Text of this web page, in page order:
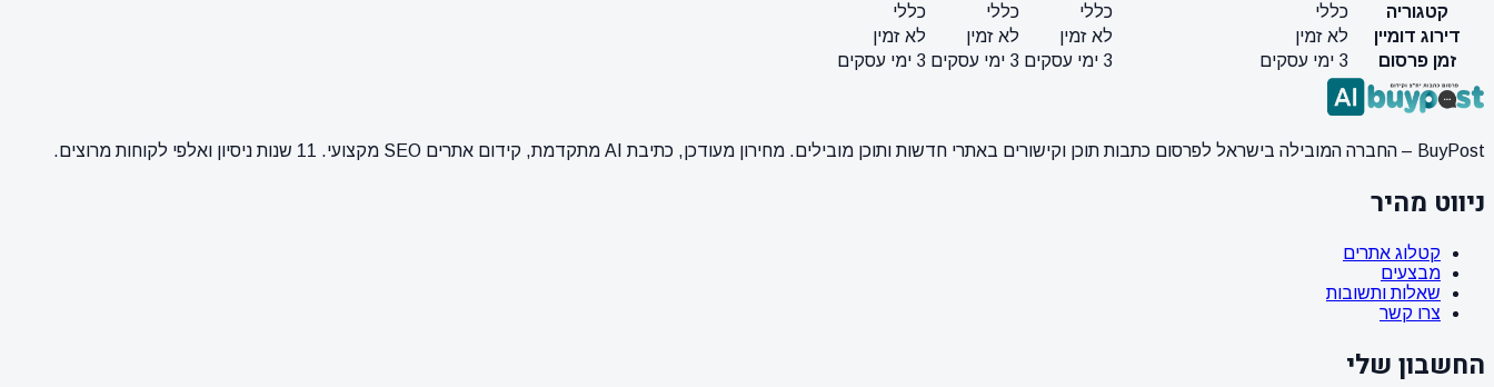
קטגוריה
כללי כללי כללי
כללי
דירוג דומיין
לא זמין לא זמין לא זמין
לא זמין
זמן פרסום
3 ימי עסקים 3 ימי עסקים 3 ימי עסקים 3 ימי עסקים
BuyPost – החברה המובילה בישראל לפרסום כתבות תוכן וקישורים באתרי חדשות ותוכן מובילים. מחירון מעודכן, כתיבת AI מתקדמת, קידום אתרים SEO מקצועי. 11 שנות ניסיון ואלפי לקוחות מרוצים.
ניווט מהיר
קטלוג אתרים
מבצעים
שאלות ותשובות
צרו קשר
החשבון שלי